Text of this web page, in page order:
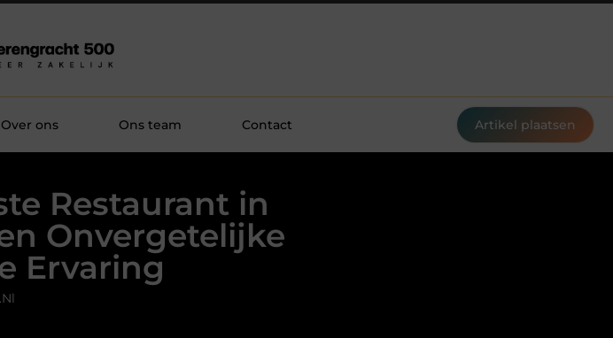
Over ons Ons team Contact Artikel plaatsen
Restaurant in
Onvergetelijke
Ervaring